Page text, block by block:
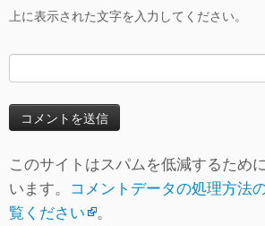
上に表示された文字を入力してください。
このサイトはスパムを低減するため
います。 コメントデータの処理方法
覧ください
。